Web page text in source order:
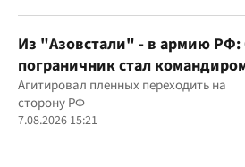
Из "Азовстали" - в армию
пограничник стал
расчета оккупантов
Агитировал пленных переходить на
сторону РФ
7.08.2026 15:21